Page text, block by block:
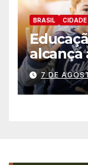
BRASIL CIDADE
alcança
história
7 DE